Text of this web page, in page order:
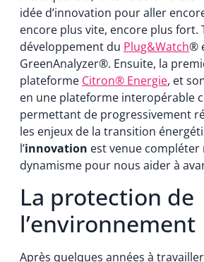
idée d’innovation pour aller
encore plus vite, encore plus fort.
développement du Plug&Watch®
GreenAnalyzer®. Ensuite, la
plateforme Citron® Energie, et
en une plateforme interopérable
permettant de progressivement
les enjeux de la transition
l’innovation est venue
dynamisme pour nous aider à
La protection de
l’environnement
Après quelques années à